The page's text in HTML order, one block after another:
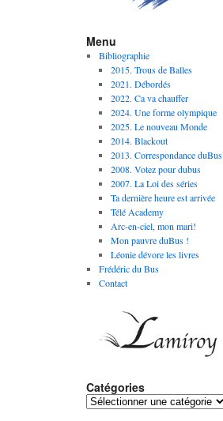
Menu
Bibliographie
2015. Trous de Balles
2021. Débordés
2022. Ca va chauffer
2024. Une forme olympique
2025. Le nouveau Monde
2014. Blackout
2013. Correspondance duBus
2008. Votez pour dubus
2007. La Loi des séries
Ta dernière heure est arrivée
Télé Academy
Arc-en-ciel, mon mari!
Mon pauvre duBus !
Léonie dévore les livres
Frédéric du Bus
Contact
Catégories